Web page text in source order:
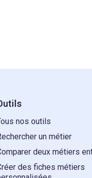
nos outils
un métier
deux métiers
des fiches métiers